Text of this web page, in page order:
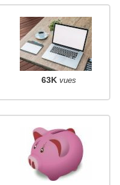
63K vues